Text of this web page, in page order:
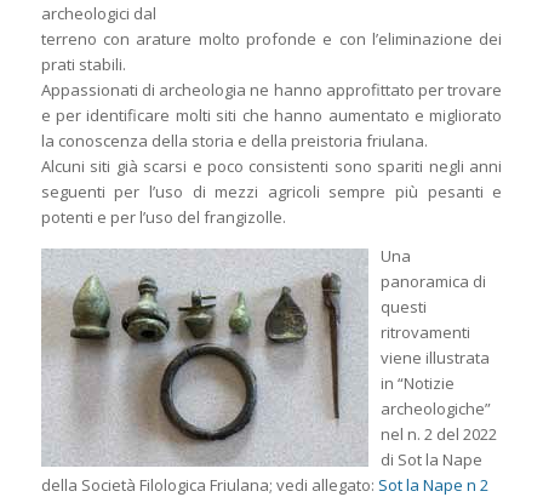
archeologici dal
terreno con arature molto profonde e con l’eliminazione dei
prati stabili.
Appassionati di archeologia ne hanno approfittato per trovare
e per identificare molti siti che hanno aumentato e migliorato
la conoscenza della storia e della preistoria friulana.
Alcuni siti già scarsi e poco consistenti sono spariti negli anni
seguenti per l’uso di mezzi agricoli sempre più pesanti e
potenti e per l’uso del frangizolle.
Una
panoramica di
questi
ritrovamenti
viene illustrata
in “Notizie
archeologiche”
nel n. 2 del 2022
di Sot la Nape
della Società Filologica Friulana; vedi allegato: Sot la Nape n 2